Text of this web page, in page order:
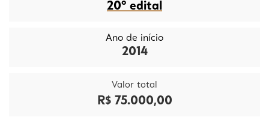
20º edital
Ano de início
2014
Valor total
R$ 75.000,00